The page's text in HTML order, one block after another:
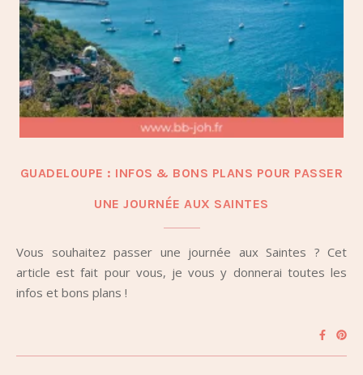
GUADELOUPE : INFOS & BONS PLANS POUR PASSER
UNE JOURNÉE AUX SAINTES
Vous souhaitez passer une journée aux Saintes ? Cet
article est fait pour vous, je vous y donnerai toutes les
infos et bons plans !